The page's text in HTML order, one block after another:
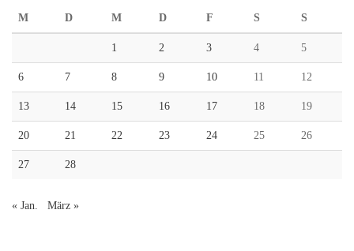
M D M D F S S
1 2 3 4 5
6 7 8 9 10 11 12
13 14 15 16 17 18 19
20 21 22 23 24 25 26
27 28
« Jan. März »